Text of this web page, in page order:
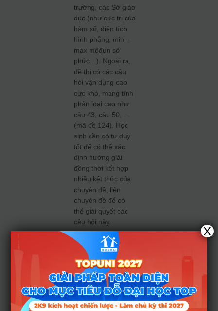
trường, các Sở giáo
dục (như cực trị của
hàm số, diện tích
hình phẳng, min –
max môđun số
phức…). Ngoài ra,
đề thi có các câu
hỏi vận dụng cao
cực khó, mang tính
phân loại cao như
câu 43, câu 50, …
(mã đề 124). Học
sinh cần có tư duy
tốt để có thể xác
định hướng giải
đồng thời kết hợp
nhiều kết thức của
chuyên đề, liên
chuyên đề để có
thể giải quyết các
câu hỏi này.
Đề thi chính thức kì
thi Tốt nghiệp THPT
2023 có cấu trúc
tương đương với đề
thi tham khảo 2023
và so với năm
2022, đề thi có độ
X